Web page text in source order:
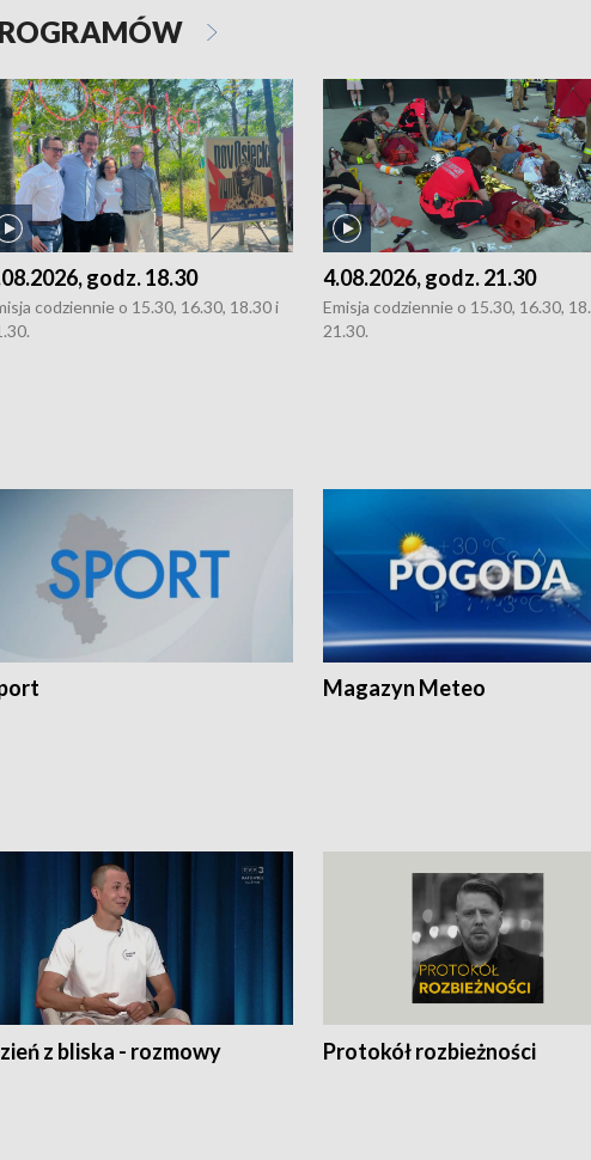
godz. 18.30
codziennie o 15.30, 16.30, 18.30 i
4.08.2026, godz. 21.30
Emisja codziennie o 15.30, 16.30,
21.30.
Magazyn Meteo
z bliska - rozmowy Protokół rozbieżności